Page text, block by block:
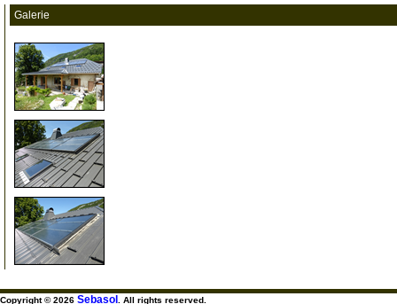
Galerie
Copyright © 2026 Sebasol . All rights reserved.